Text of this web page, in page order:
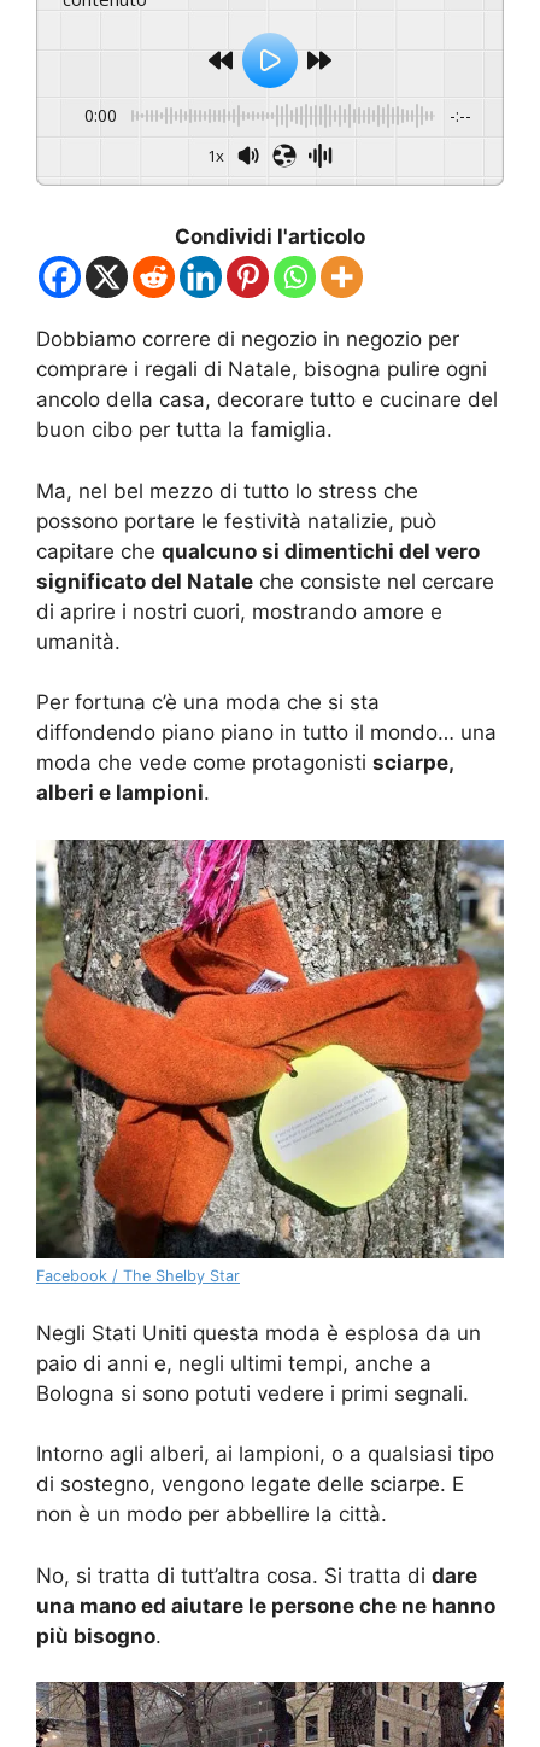
0:00 -:--
1x
Condividi l'articolo
Dobbiamo correre di negozio in negozio per
comprare i regali di Natale, bisogna pulire ogni
ancolo della casa, decorare tutto e cucinare del
buon cibo per tutta la famiglia.
Ma, nel bel mezzo di tutto lo stress che
possono portare le festività natalizie, può
capitare che qualcuno si dimentichi del vero
significato del Natale che consiste nel cercare
di aprire i nostri cuori, mostrando amore e
umanità.
Per fortuna c’è una moda che si sta
diffondendo piano piano in tutto il mondo… una
moda che vede come protagonisti sciarpe,
alberi e lampioni.
Facebook / The Shelby Star
Negli Stati Uniti questa moda è esplosa da un
paio di anni e, negli ultimi tempi, anche a
Bologna si sono potuti vedere i primi segnali.
Intorno agli alberi, ai lampioni, o a qualsiasi tipo
di sostegno, vengono legate delle sciarpe. E
non è un modo per abbellire la città.
No, si tratta di tutt’altra cosa. Si tratta di dare
una mano ed aiutare le persone che ne hanno
più bisogno.